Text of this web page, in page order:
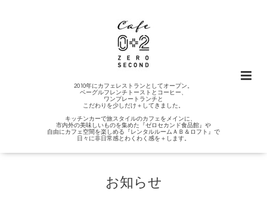
2010年にカフェレストランとしてオープン。
ベーグルフレンチトーストとコーヒー、
ワンプレートランチと
こだわりを少しだけ＋してきました。
キッチンカーで旅スタイルのカフェをメインに、
市内外の美味しいものを集めた『ゼロセカンド食品館』や
自由にカフェ空間を楽しめる『レンタルルームＡＢ＆ロフト』で
日々に非日常感とわくわく感を＋します。
お知らせ